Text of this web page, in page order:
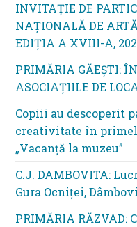
INVITAȚIE DE
NAȚIONALĂ DE ARTĂ
EDIŢIA A XVIII-A,
PRIMĂRIA GĂEȘTI:
ASOCIAȚIILE DE
Copiii au descoperit
creativitate în
„Vacanță la muzeu”
C.J. DAMBOVITA:
Gura Ocniței,
PRIMĂRIA RĂZVAD: